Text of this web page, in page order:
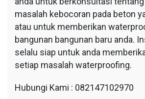
masalah kebocoran pada beton
atau untuk memberikan
bangunan bangunan baru anda.
selalu siap untuk anda
setiap masalah waterproofing.
Hubungi Kami : 082147102970